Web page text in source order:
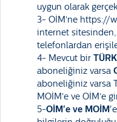
uygun olarak
3- OİM’ne https://
internet sitesinden,
telefonlardan
4- Mevcut bir
aboneliğiniz varsa
aboneliğiniz varsa
MOİM’e ve OİM’e
5-OİM'e ve MOİM